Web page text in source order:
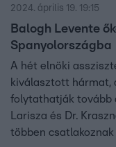
2024. április 19. 19:15
Balogh Levente
Spanyolországba
A hét elnöki
kiválasztott hármat,
folytathatják tovább
Larisza és Dr.
többen